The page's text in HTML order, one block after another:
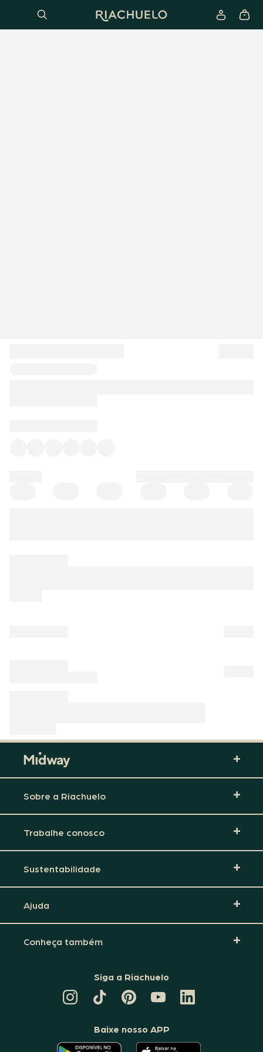
Sobre a Riachuelo
Trabalhe conosco
Sustentabilidade
Ajuda
Conheça também
Siga a Riachuelo
TIKTOK
DA
PINTEREST
DA
CANAL
DA
RIACHUELO
LINKEDIN
DA
Baixe nosso APP
O O